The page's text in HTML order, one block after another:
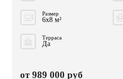
Размер
6x8 м²
Терраса
Да
от 989 000 руб